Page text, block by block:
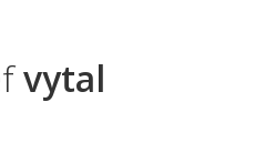
vytal